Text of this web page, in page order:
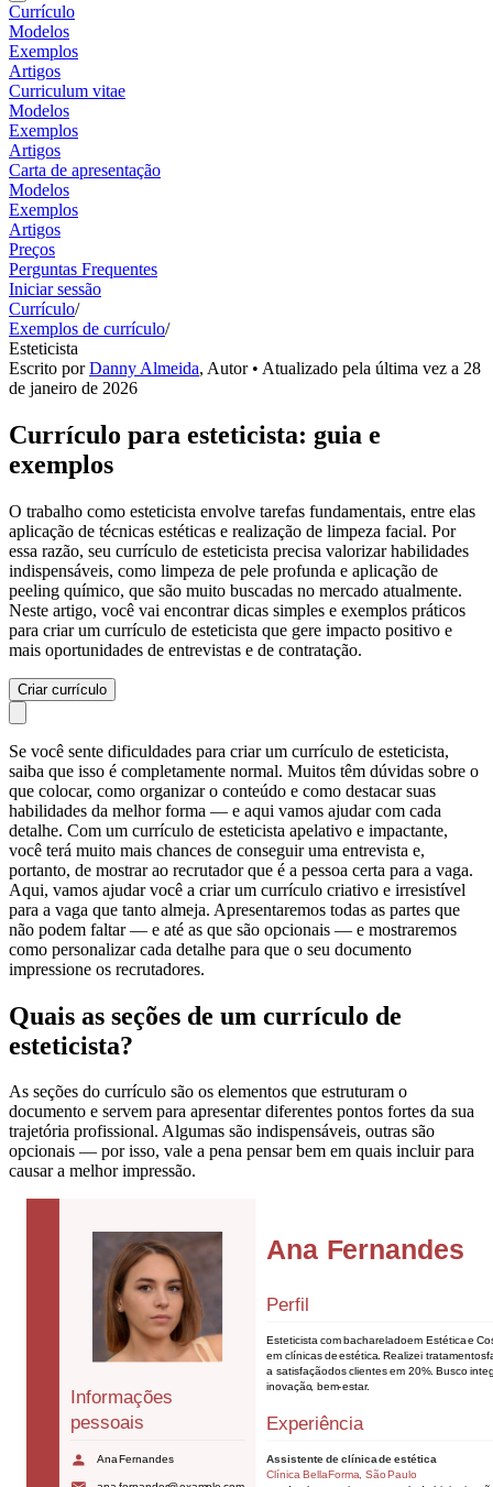
Currículo
Modelos
Exemplos
Artigos
Curriculum vitae
Modelos
Exemplos
Artigos
Carta de apresentação
Modelos
Exemplos
Artigos
Preços
Perguntas Frequentes
Iniciar sessão
Currículo/
Exemplos de currículo/
Esteticista
Escrito porDanny Almeida, Autor• Atualizado pela última vez a 28
de janeiro de 2026
Currículo para esteticista: guia e
exemplos
O trabalho como esteticista envolve tarefas fundamentais, entre elas
aplicação de técnicas estéticas e realização de limpeza facial. Por
essa razão, seu currículo de esteticista precisa valorizar habilidades
indispensáveis, como limpeza de pele profunda e aplicação de
peeling químico, que são muito buscadas no mercado atualmente.
Neste artigo, você vai encontrar dicas simples e exemplos práticos
para criar um currículo de esteticista que gere impacto positivo e
mais oportunidades de entrevistas e de contratação.
Criar currículo
Se você sente dificuldades para criar um currículo de esteticista,
saiba que isso é completamente normal. Muitos têm dúvidas sobre o
que colocar, como organizar o conteúdo e como destacar suas
habilidades da melhor forma — e aqui vamos ajudar com cada
detalhe. Com um currículo de esteticista apelativo e impactante,
você terá muito mais chances de conseguir uma entrevista e,
portanto, de mostrar ao recrutador que é a pessoa certa para a vaga.
Aqui, vamos ajudar você a criar um currículo criativo e irresistível
para a vaga que tanto almeja. Apresentaremos todas as partes que
não podem faltar — e até as que são opcionais — e mostraremos
como personalizar cada detalhe para que o seu documento
impressione os recrutadores.
Quais as seções de um currículo de
esteticista?
As seções do currículo são os elementos que estruturam o
documento e servem para apresentar diferentes pontos fortes da sua
trajetória profissional. Algumas são indispensáveis, outras são
opcionais — por isso, vale a pena pensar bem em quais incluir para
causar a melhor impressão.